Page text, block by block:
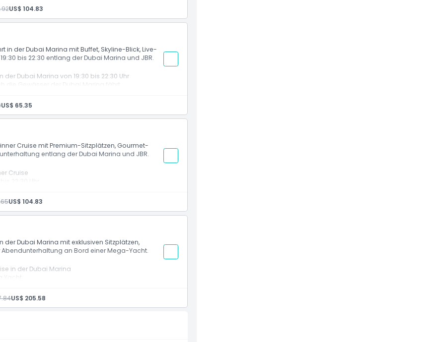
und Ain Dubai
Yacht-Ambiente
US$ 104.83
der Dubai Marina mit Buffet, Skyline-Blick, Live-
bis 22:30 entlang der Dubai Marina und JBR.
Dubai Marina von 19:30 bis 22:30 Uhr
Gewässer der Dubai Marina fährt
Island und die Küstenlinie der Palm
Familien und Touristen
US$ 65.35
Cruise mit Premium-Sitzplätzen, Gourmet-
entlang der Dubai Marina und JBR.
Cruise
22:30 Uhr
Getränken
JBR, Ain Dubai und Bluewaters
US$ 104.83
der Dubai Marina mit exklusiven Sitzplätzen,
Abendunterhaltung an Bord einer Mega-Yacht.
in der Dubai Marina
JBR, Ain Dubai und Bluewaters Island
US$ 205.58